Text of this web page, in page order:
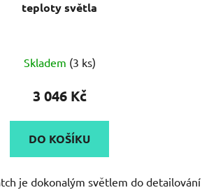
teploty světla
hodnocení
produktu
5,0
z
hvězdiček.
Skladem (3 ks)
3 046 Kč
DO KOŠÍKU
je dokonalým světlem do detailování